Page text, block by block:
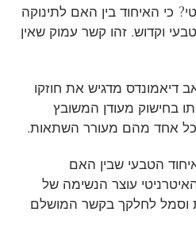
כי האיחוד בין האם לתינוקה
וקדוש. זהו קשר עמוק שאין
דיאמונדס מדגיש את חוזקו
בחישוק מעודן המשובץ
וכל אחד מהם מעורר השתאות.
הטבעי שבין האם
עוצר הנשימה של
וסמל לחלקך בקשר המושלם